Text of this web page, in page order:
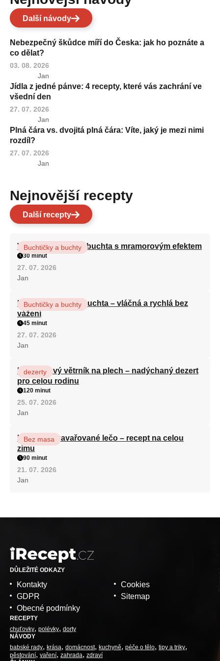
Další návody
Nebezpečný škůdce míří do Česka: jak ho poznáte a
co dělat?
03. 08. 2026
Jan
Jídla z jedné pánve: 4 recepty, které vás zachrání ve
všední den
27. 07. 2026
Jan
Plná čára vs. dvojitá plná čára: Víte, jaký je mezi nimi
rozdíl?
27. 07. 2026
Jan
Nejnovější recepty
Další recepty
Vláčná olejová litá buchta s mramorovým efektem
Buchtičky a buchty
30 minut
27. 07. 2026
Jan
Hrnková maková buchta – vláčná a rychlá bez
vážení
Buchtičky a buchty
45 minut
27. 07. 2026
Jan
Karamelový větrník na plech – nadýchaný dezert
pro celou rodinu
dezerty
120 minut
25. 07. 2026
Jan
Babiččino zavařované lečo – recept na celou
zimu
Bez masa
90 minut
21. 07. 2026
Jan
DŮLEŽITÉ ODKAZY
Kontakty
GDPR
Obecné podmínky
Cookies
Sitemap
RECEPTY
chuťovky polévky dorty
NÁVODY
babské rady krása domácnost kuchyně péče o tělo tipy a triky
pěstování vaření zahrada
zdraví